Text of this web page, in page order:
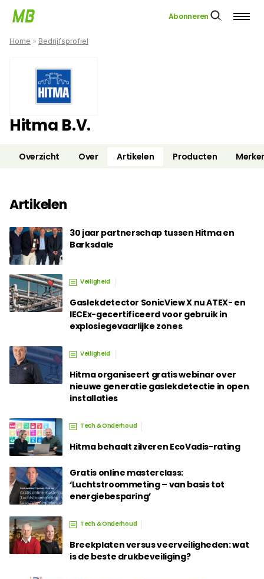
Abonneren
Home » Bedrijfsprofiel
Hitma B.V.
Overzicht Over Artikelen Producten
Artikelen
30 jaar partnerschap tussen Hitma en
Barksdale
Veiligheid
Gaslekdetector SonicView X nu ATEX- en
IECEx-gecertificeerd voor gebruik in
explosiegevaarlijke zones
Veiligheid
Hitma organiseert gratis webinar over
nieuwe generatie gaslekdetectie in open
installaties
Tech & Onderhoud
Hitma behaalt zilveren EcoVadis-rating
Gratis online masterclass:
‘Luchtstroommeting – van basis tot
energiebesparing’
Tech & Onderhoud
Breekplaten versus veerveiligheden: wat
is de beste drukbeveiliging?